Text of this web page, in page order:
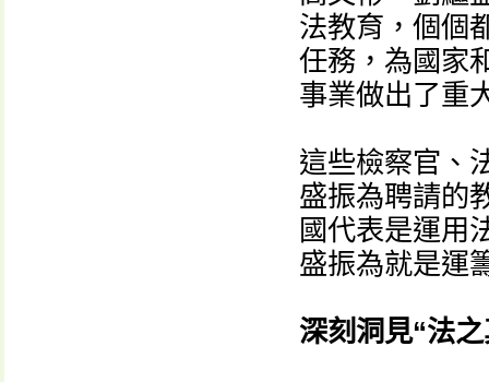
法教育，個個
任務，為國家
事業做出了重
這些檢察官、
盛振為聘請的
國代表是運用
盛振為就是運
深刻洞見“法